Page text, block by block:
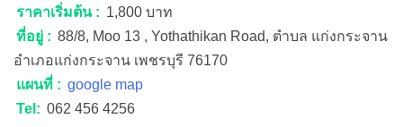
ราคาเริ่มต้น : 1,800 บาท
ที่อยู่ : 88/8, Moo 13 , Yothathikan Road, ตำบล แก่งกระจาน
อำเภอแก่งกระจาน เพชรบุรี 76170
แผนที่ : google map
Tel: 062 456 4256